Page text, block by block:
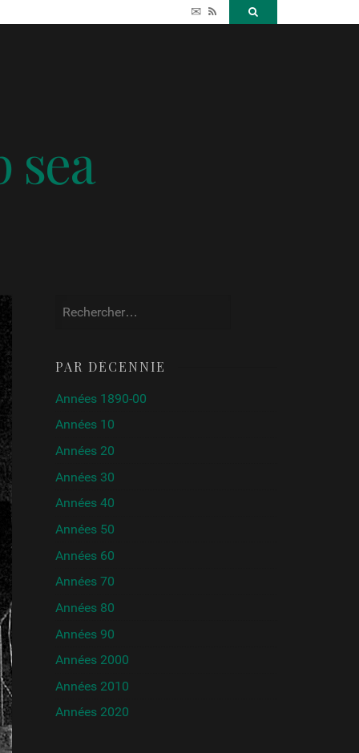
✉ RSS
sea
PAR DÉCENNIE
Années 1890-00
Années 10
Années 20
Années 30
Années 40
Années 50
Années 60
Années 70
Années 80
Années 90
Années 2000
Années 2010
Années 2020